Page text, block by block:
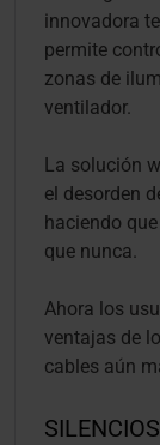
innovadora
permite
zonas de
ventilador.
La solución
el desorden
haciendo
que nunca.
Ahora los
ventajas de
cables aún